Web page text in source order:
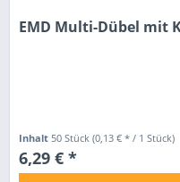
EMD Multi-Dübel mit
Inhalt 50 Stück(0,13 € * / 1 Stück)
6,29 € *